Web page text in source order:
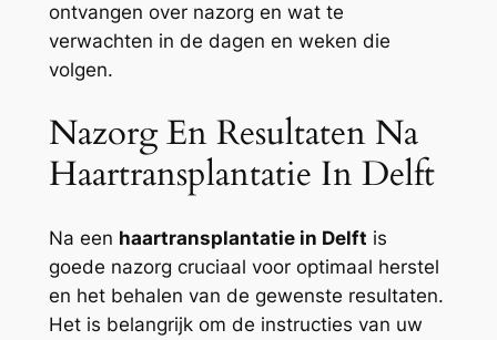
ontvangen over nazorg en wat te
verwachten in de dagen en weken die
volgen.
Nazorg En Resultaten Na
Haartransplantatie In Delft
Na een haartransplantatie in Delft is
goede nazorg cruciaal voor optimaal herstel
en het behalen van de gewenste resultaten.
Het is belangrijk om de instructies van uw